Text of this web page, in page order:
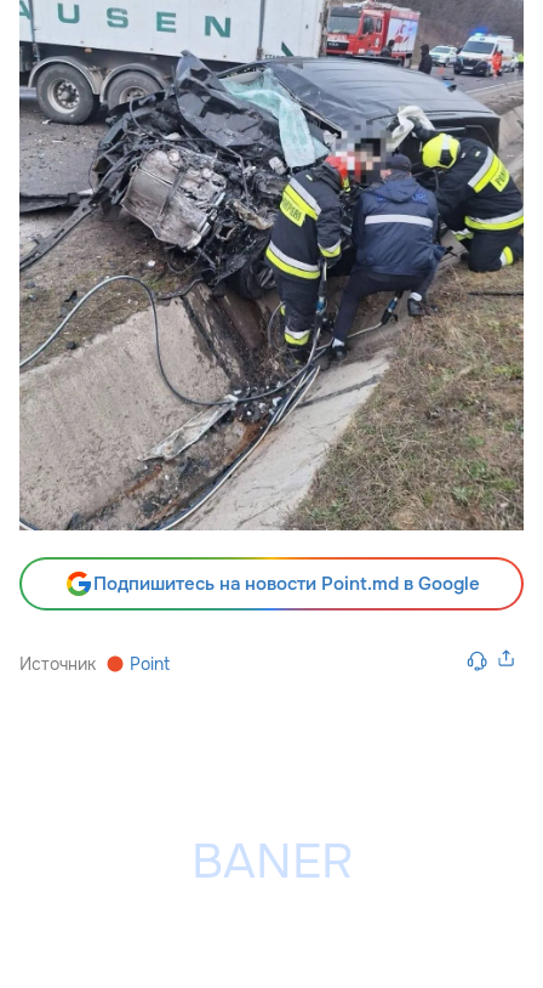
Подпишитесь на новости Point.md в Google
Источник Point